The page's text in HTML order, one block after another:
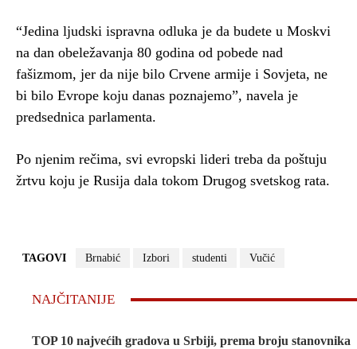
“Jedina ljudski ispravna odluka je da budete u Moskvi
na dan obeležavanja 80 godina od pobede nad
fašizmom, jer da nije bilo Crvene armije i Sovjeta, ne
bi bilo Evrope koju danas poznajemo”, navela je
predsednica parlamenta.
Po njenim rečima, svi evropski lideri treba da poštuju
žrtvu koju je Rusija dala tokom Drugog svetskog rata.
TAGOVI Brnabić Izbori studenti Vučić
NAJČITANIJE
TOP 10 najvećih gradova u Srbiji, prema broju stanovnika